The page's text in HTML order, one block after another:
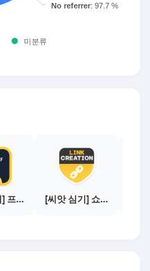
[씨앗 심기] 프로필 사진 등록하기 [씨앗 심기] 쇼핑몰 링크 발급하기 - 제휴몰 10곳